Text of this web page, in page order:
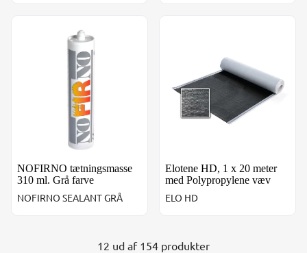
NOFIRNO tætningsmasse 310 ml. Grå farve
NOFIRNO tætningsmasse
310 ml. Grå farve
NOFIRNO SEALANT GRÅ
Elotene HD, 1 x 20 meter
med Polypropylene væv
ELO HD
12 ud af 154 produkter